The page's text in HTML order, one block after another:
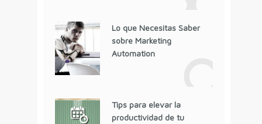
Lo que Necesitas Saber
sobre Marketing
Automation
Tips para elevar la
productividad de tu